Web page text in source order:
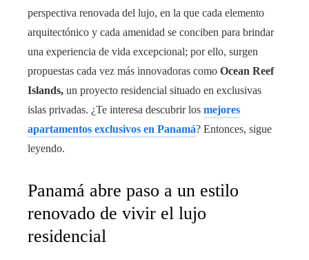
perspectiva renovada del lujo, en la que cada elemento
arquitectónico y cada amenidad se conciben para brindar
una experiencia de vida excepcional; por ello, surgen
propuestas cada vez más innovadoras como Ocean Reef
Islands, un proyecto residencial situado en exclusivas
islas privadas. ¿Te interesa descubrir los mejores
apartamentos exclusivos en Panamá? Entonces, sigue
leyendo.
Panamá abre paso a un estilo
renovado de vivir el lujo
residencial